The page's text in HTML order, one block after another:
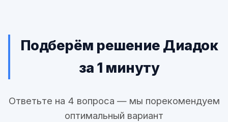
Подберём решение Диадок
за 1 минуту
Ответьте на 4 вопроса — мы порекомендуем
оптимальный вариант